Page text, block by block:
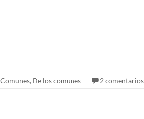
Comunes, De los comunes 2 comentarios